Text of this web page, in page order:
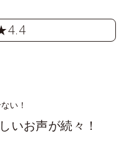
い！
いお声が続々！